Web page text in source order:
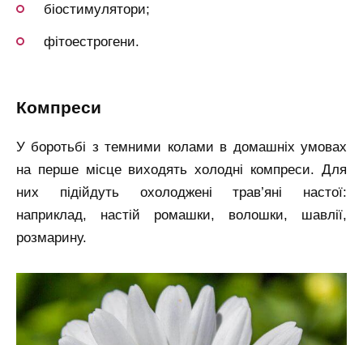
біостимулятори;
фітоестрогени.
компреси
У боротьбі з темними колами в домашніх умовах
на перше місце виходять холодні компреси. Для
них підійдуть охолоджені трав’яні настої:
наприклад, настій ромашки, волошки, шавлії,
розмарину.